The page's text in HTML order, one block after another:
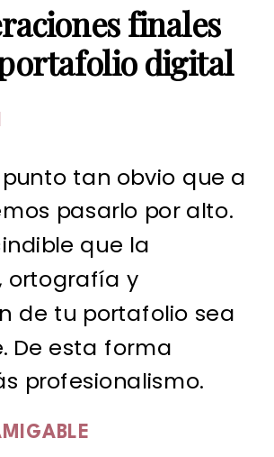
finales
digital
punto tan obvio que a
pasarlo por alto.
que la
ortografía y
de tu portafolio sea
De esta forma
profesionalismo.